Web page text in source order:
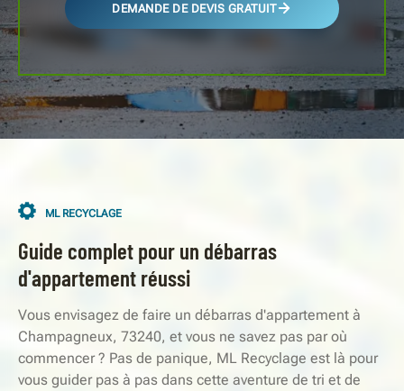
DEMANDE DE DEVIS GRATUIT
ML RECYCLAGE
Guide complet pour un débarras
d'appartement réussi
Vous envisagez de faire un débarras d'appartement à
Champagneux, 73240, et vous ne savez pas par où
commencer ? Pas de panique, ML Recyclage est là pour
vous guider pas à pas dans cette aventure de tri et de